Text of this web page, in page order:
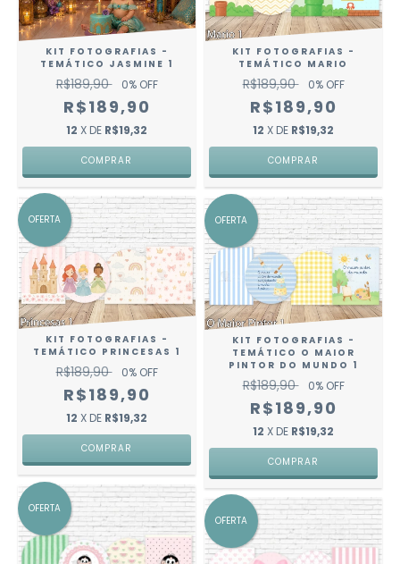
KIT FOTOGRAFIAS -
TEMÁTICO JASMINE 1
R$189,90 0% OFF
R$189,90
12 X DE R$19,32
KIT FOTOGRAFIAS -
TEMÁTICO MARIO
R$189,90 0% OFF
R$189,90
12 X DE R$19,32
OFERTA
KIT FOTOGRAFIAS -
TEMÁTICO PRINCESAS 1
R$189,90 0% OFF
R$189,90
12 X DE R$19,32
OFERTA
KIT FOTOGRAFIAS -
TEMÁTICO O MAIOR
PINTOR DO MUNDO 1
R$189,90 0% OFF
R$189,90
12 X DE R$19,32
OFERTA
OFERTA